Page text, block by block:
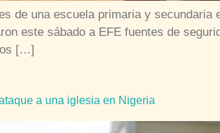
de una escuela primaria y
este sábado a EFE fuentes de
[…]
a una iglesia en Nigeria